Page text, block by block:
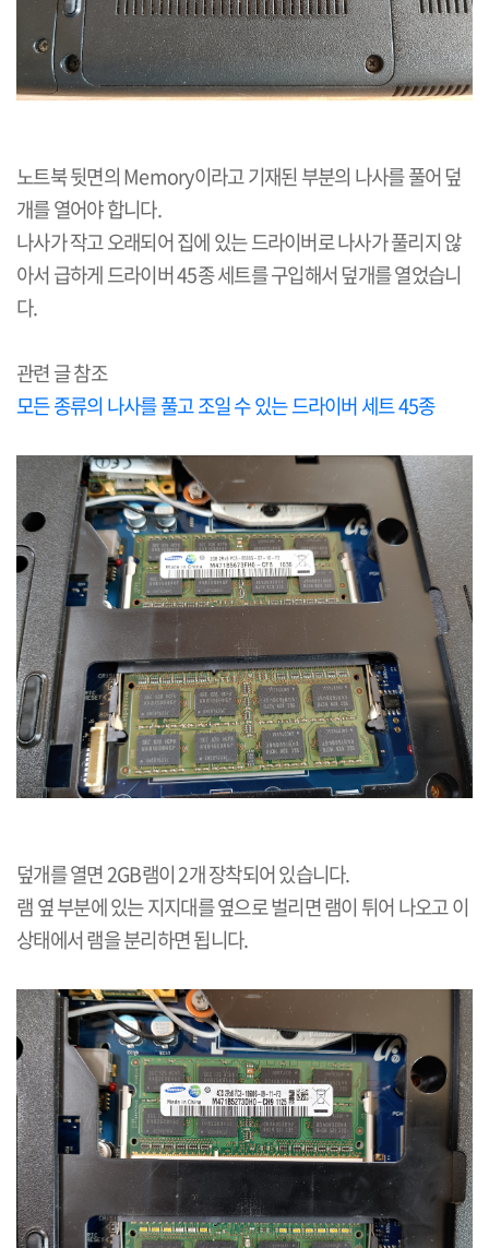
노트북 뒷면의Memory이라고 기재된 부분의 나사를 풀어 덮
개를 열어야 합니다.
나사가 작고 오래되어 집에 있는 드라이버로 나사가 풀리지 않
아서 급하게 드라이버45종 세트를 구입해서 덮개를 열었습니
다.
관련 글 참조
모든 종류의 나사를 풀고 조일 수 있는 드라이버 세트45종
덮개를 열면2GB램이2개 장착되어 있습니다.
램 옆 부분에 있는 지지대를 옆으로 벌리면 램이 튀어 나오고 이
상태에서 램을 분리하면 됩니다.